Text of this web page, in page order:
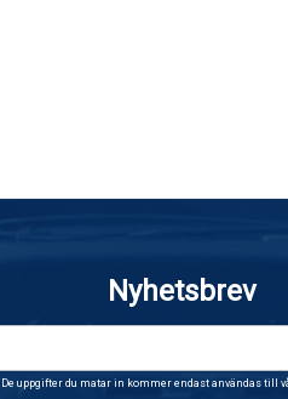
Nyhetsbrev
De uppgifter du matar in kommer endast användas till